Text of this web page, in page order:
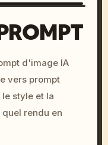
sunset, neon
8k --v 6.0
d'image IA
vers prompt
style et la
rendu en